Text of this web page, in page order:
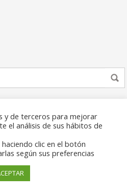
derechos reservados.
y de terceros para mejorar
el análisis de sus hábitos de
clic en el botón
según sus preferencias